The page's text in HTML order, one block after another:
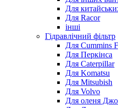
Для
Для Racor
інші
Гідравлічний фільтр
Для Cummins
Для Перкінса
Для Caterpillar
Для Komatsu
Для Mitsubish
Для Volvo
Для оленя